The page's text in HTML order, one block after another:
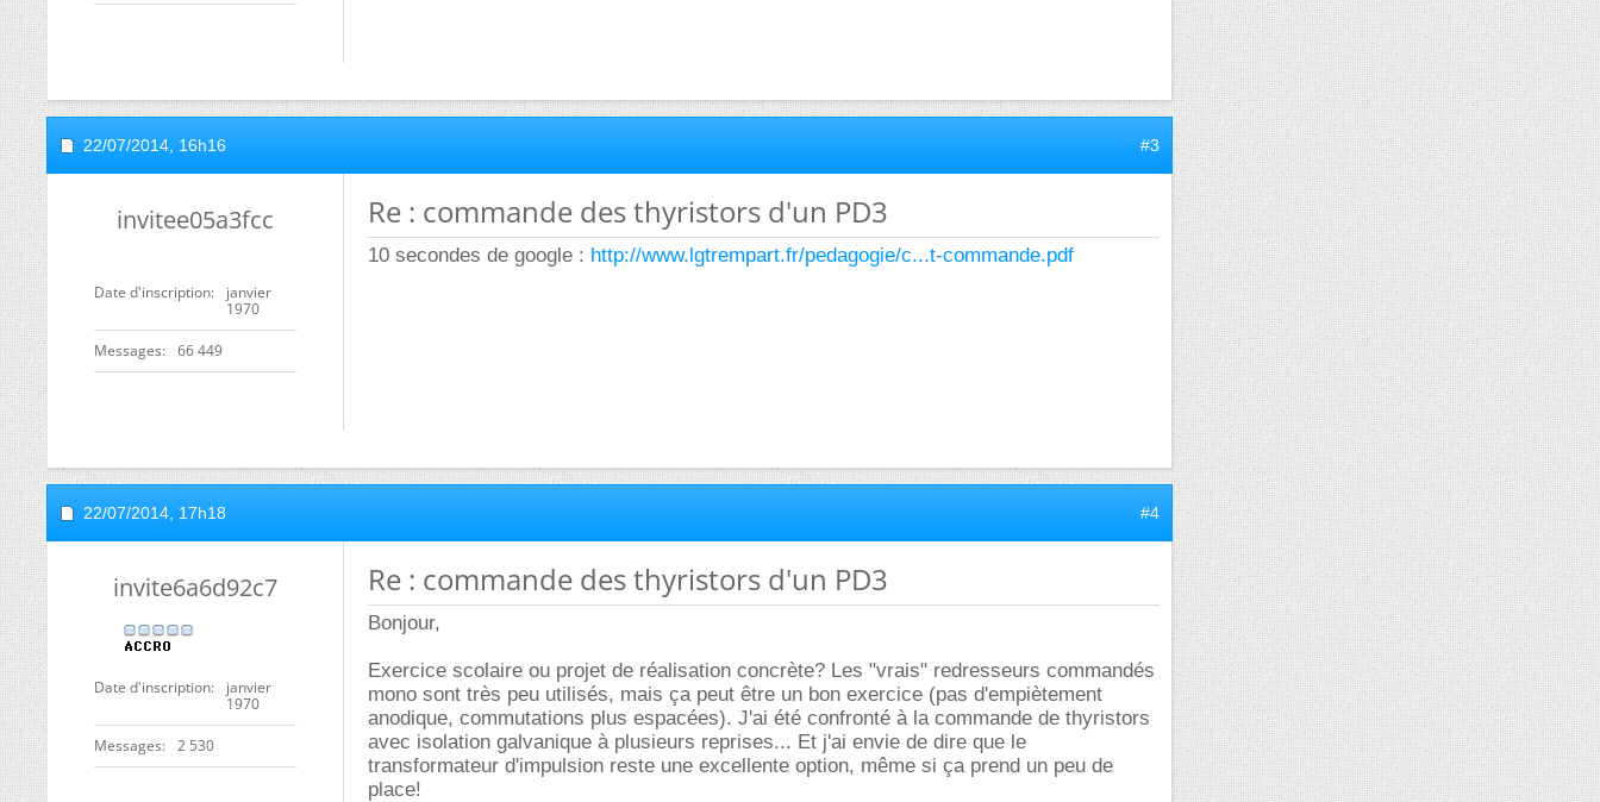
22/07/2014, 16h16 #3
invitee05a3fcc
Date d'inscription
janvier
1970
Messages 66 449
Re : commande des thyristors d'un PD3
10 secondes de google : http://www.lgtrempart.fr/pedagogie/c...t-commande.pdf
22/07/2014, 17h18 #4
invite6a6d92c7
Date d'inscription
janvier
1970
Messages 2 530
Re : commande des thyristors d'un PD3
Bonjour,
Exercice scolaire ou projet de réalisation concrète? Les "vrais" redresseurs commandés
mono sont très peu utilisés, mais ça peut être un bon exercice (pas d'empiètement
anodique, commutations plus espacées). J'ai été confronté à la commande de thyristors
avec isolation galvanique à plusieurs reprises... Et j'ai envie de dire que le
transformateur d'impulsion reste une excellente option, même si ça prend un peu de
place!